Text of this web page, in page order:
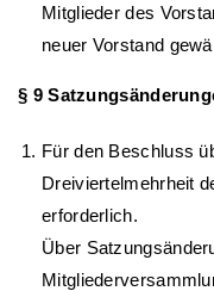
Mitglieder des
neuer Vorstand
§ 9
Für den Beschluss
Dreiviertelmehrheit
erforderlich.
Über